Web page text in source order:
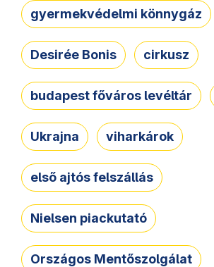
gyermekvédelmi könnygáz
Desirée Bonis cirkusz
budapest főváros levéltár
Ukrajna viharkárok
első ajtós felszállás
Nielsen piackutató
Országos Mentőszolgálat